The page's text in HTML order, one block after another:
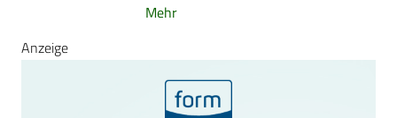
Mehr
Anzeige